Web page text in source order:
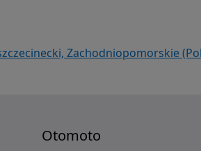
Zachodniopomorskie
Otomoto